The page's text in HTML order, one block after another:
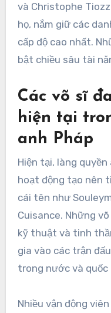
và Christophe
họ, nắm giữ các
cấp độ cao nhất.
bật chiều sâu tài
Các võ sĩ
hiện tại
anh Pháp
Hiện tại, làng
hoạt động tạo nên
cái tên như
Cuisance. Những
kỹ thuật và tinh
gia vào các trận
trong nước và quốc
Nhiều vận động